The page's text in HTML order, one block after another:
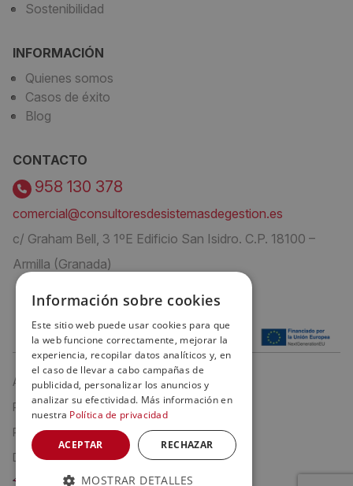
Sostenibilidad
INFORMACIÓN
Quienes somos
Casos de éxito
Blog
CONTACTO
958 130 378
comercial@consultoresdesistemasdegestion.es
c/ Graham Bell, 3 1ºE Edificio San Isidro. C.P. 18100 –
Armilla (Granada)
Aviso Legal
Política de privacidad
Política de cookies
Declaración de Accesibilidad
Información sobre cookies
Este sitio web puede usar cookies para que
la web funcione correctamente, mejorar la
experiencia, recopilar datos analíticos y, en
el caso de llevar a cabo campañas de
publicidad, personalizar los anuncios y
analizar su efectividad. Más información en
nuestra Política de privacidad
ACEPTAR RECHAZAR
MOSTRAR DETALLES